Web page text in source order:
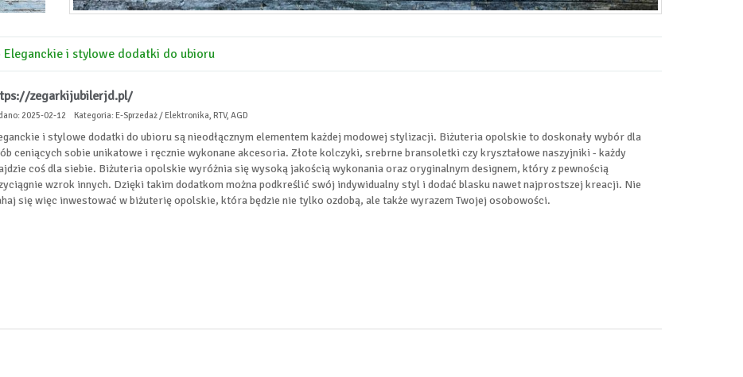
Eleganckie i stylowe dodatki do ubioru
zegarkijubilerjd.pl/
2025-02-12 Kategoria: E-Sprzedaż / Elektronika, RTV, AGD
i stylowe dodatki do ubioru są nieodłącznym elementem każdej modowej stylizacji. Biżuteria opolskie to doskonały wybór dla
ceniących sobie unikatowe i ręcznie wykonane akcesoria. Złote kolczyki, srebrne bransoletki czy kryształowe naszyjniki - każdy
coś dla siebie. Biżuteria opolskie wyróżnia się wysoką jakością wykonania oraz oryginalnym designem, który z pewnością
wzrok innych. Dzięki takim dodatkom można podkreślić swój indywidualny styl i dodać blasku nawet najprostszej kreacji. Nie
się więc inwestować w biżuterię opolskie, która będzie nie tylko ozdobą, ale także wyrazem Twojej osobowości.